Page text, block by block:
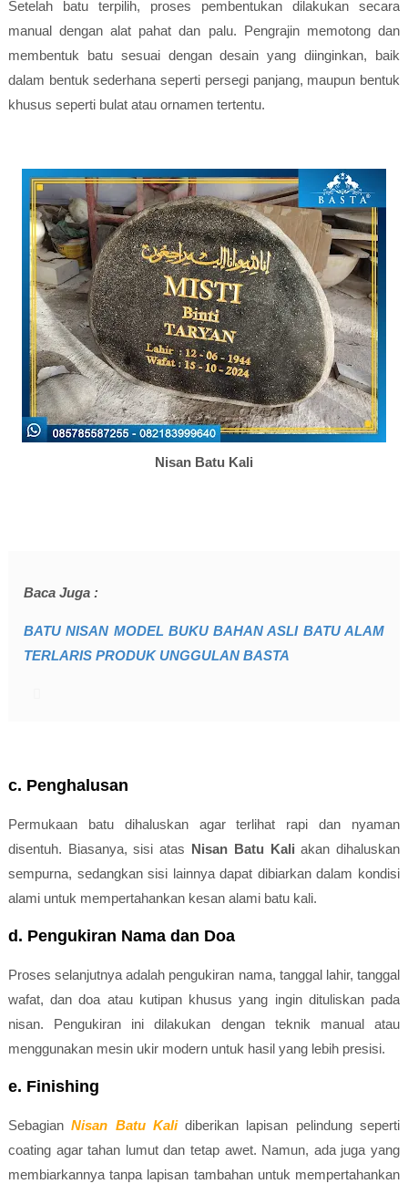
Setelah batu terpilih, proses pembentukan dilakukan secara
manual dengan alat pahat dan palu. Pengrajin memotong dan
membentuk batu sesuai dengan desain yang diinginkan, baik
dalam bentuk sederhana seperti persegi panjang, maupun bentuk
khusus seperti bulat atau ornamen tertentu.
Nisan Batu Kali
Baca Juga :
BATU NISAN MODEL BUKU BAHAN ASLI BATU ALAM
TERLARIS PRODUK UNGGULAN BASTA
c. Penghalusan
Permukaan batu dihaluskan agar terlihat rapi dan nyaman
disentuh. Biasanya, sisi atas Nisan Batu Kali akan dihaluskan
sempurna, sedangkan sisi lainnya dapat dibiarkan dalam kondisi
alami untuk mempertahankan kesan alami batu kali.
d. Pengukiran Nama dan Doa
Proses selanjutnya adalah pengukiran nama, tanggal lahir, tanggal
wafat, dan doa atau kutipan khusus yang ingin dituliskan pada
nisan. Pengukiran ini dilakukan dengan teknik manual atau
menggunakan mesin ukir modern untuk hasil yang lebih presisi.
e. Finishing
SebagianNisan Batu Kalidiberikan lapisan pelindung seperti
coating agar tahan lumut dan tetap awet. Namun, ada juga yang
membiarkannya tanpa lapisan tambahan untuk mempertahankan